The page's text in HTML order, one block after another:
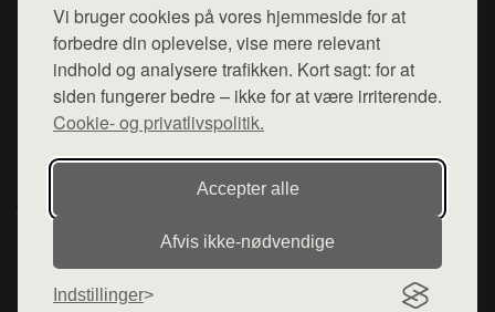
Vi bruger cookies på vores hjemmeside for at
forbedre din oplevelse, vise mere relevant
indhold og analysere trafikken. Kort sagt: for at
siden fungerer bedre – ikke for at være irriterende.
Cookie- og privatlivspolitik.
Accepter alle
Afvis ikke‑nødvendige
Indstillinger
Kontakt
Mail:hej@want.dk
Cookie- og privatlivspolitik
Denne side er en del af want.dk, der udgiver en række
hjemmesider med præsentation af forskellige produkter fra
diverse webshops. Der sælges ikke varer fra denne side - vi
henviser til de shops, som sælger varen. Vi har heller ikke
varerne på lager.
© 2026 kompetencecenter-silkeborg.dk. Alle rettigheder